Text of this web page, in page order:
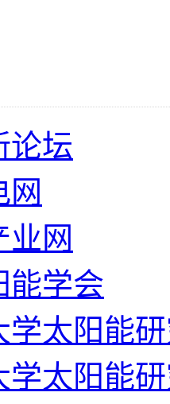
论坛
网
业网
能学会
学太阳能
学太阳能